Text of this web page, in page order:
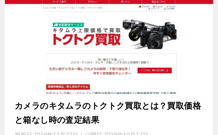
カメラのキタムラのトクトク買取とは？買取価格
と箱なし時の査定結果